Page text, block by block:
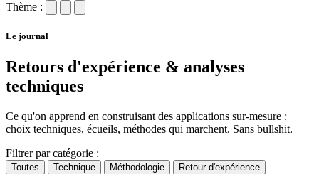
Thème :
Le journal
Retours d'expérience & analyses
techniques
Ce qu'on apprend en construisant des applications sur-mesure :
choix techniques, écueils, méthodes qui marchent. Sans bullshit.
Filtrer par catégorie :
Toutes Technique Méthodologie Retour d'expérience